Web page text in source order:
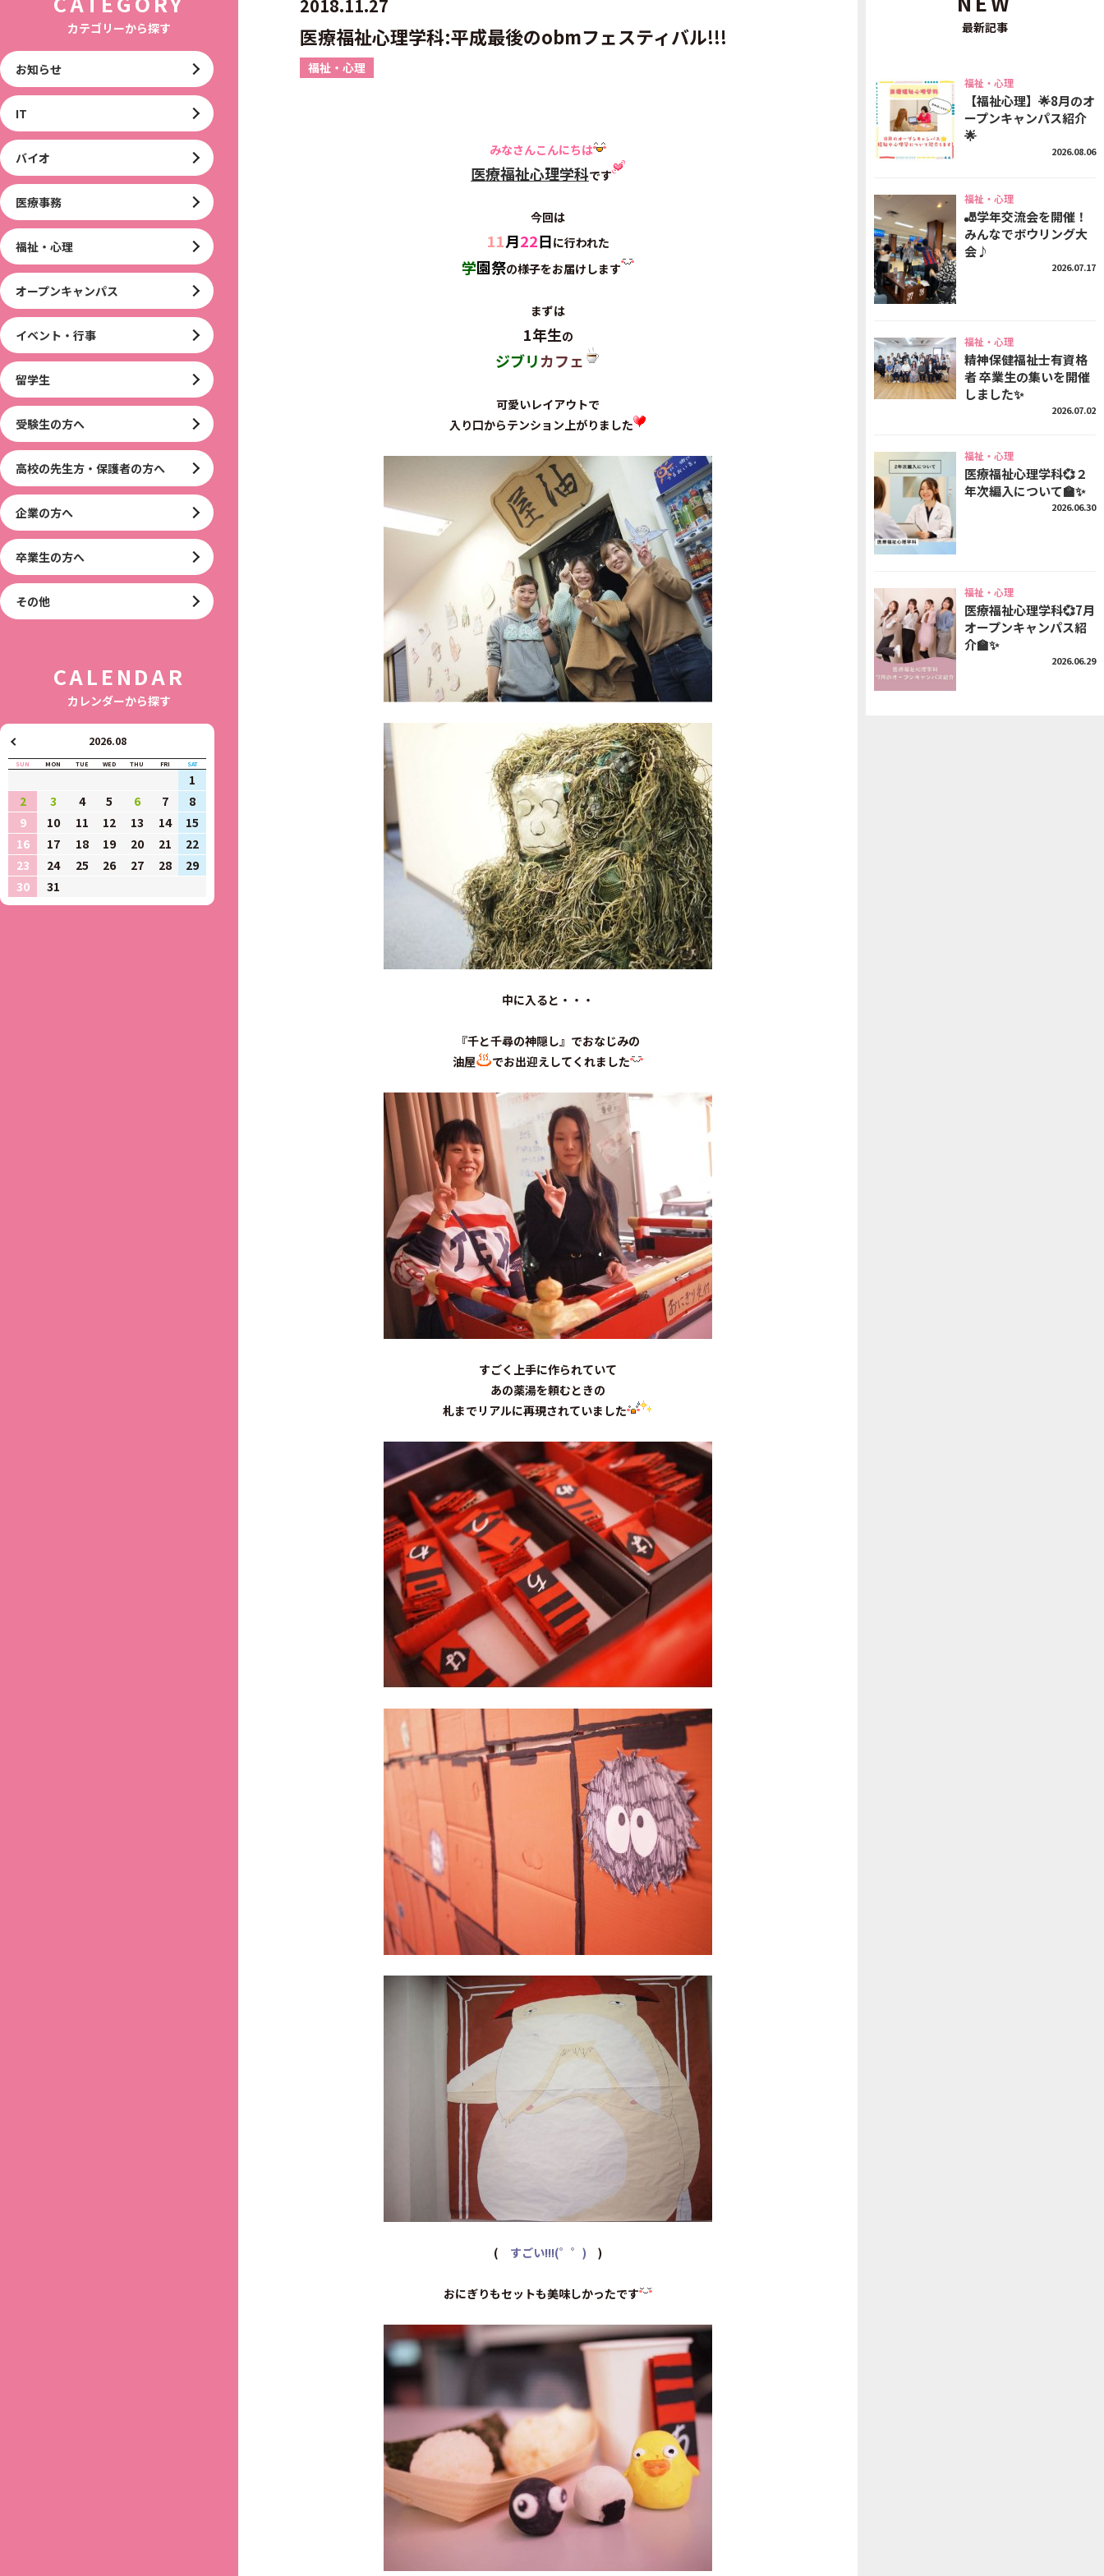
最新記事
福祉・心理
【福祉心理】🌟8月のオ
ープンキャンパス紹介
🌟
2026.08.06
福祉・心理
🎳学年交流会を開催！
みんなでボウリング大
会♪
2026.07.17
福祉・心理
精神保健福祉士有資格
者 卒業生の集いを開催
しました✨
2026.07.02
福祉・心理
医療福祉心理学科💞２
年次編入について🏫✨
2026.06.30
福祉・心理
医療福祉心理学科💞7月
オープンキャンパス紹
介🏫✨
2026.06.29
2018.11.27
医療福祉心理学科:平成最後のobmフェスティバル!!!
福祉・心理
みなさんこんにちは
医療福祉心理学科です
今回は
11月22日に行われた
学園祭の様子をお届けします
まずは
1年生の
ジブリカフェ
可愛いレイアウトで
入り口からテンション上がりました
中に入ると・・・
『千と千尋の神隠し』でおなじみの
油屋
でお出迎えしてくれました
すごく上手に作られていて
あの薬湯を頼むときの
札までリアルに再現されていました
( すごい!!!(゜゜) )
おにぎりもセットも美味しかったです
カテゴリーから探す
お知らせ
IT
バイオ
医療事務
福祉・心理
オープンキャンパス
イベント・行事
留学生
受験生の方へ
高校の先生方・保護者の方へ
企業の方へ
卒業生の方へ
その他
CALENDAR
カレンダーから探す
2026.08
SUN MON TUE WED THU FRI SAT
1
2
3 4 5 6 7
8
9
10 11 12 13 14
15
16
17 18 19 20 21
22
23
24 25 26 27 28
29
30
31